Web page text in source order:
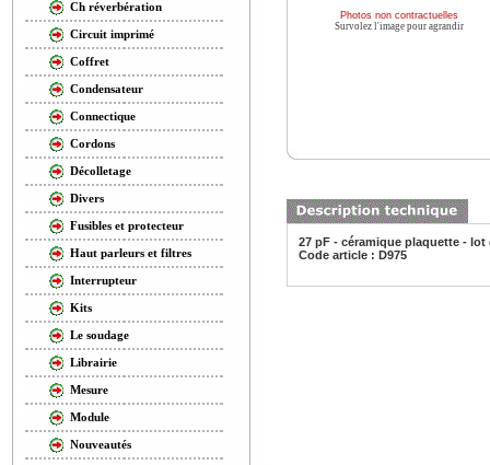
Ch réverbération
Circuit imprimé
Coffret
Condensateur
Connectique
Cordons
Décolletage
Divers
Fusibles et protecteur
Haut parleurs et filtres
Interrupteur
Kits
Le soudage
Librairie
Mesure
Module
Nouveautés
Photos non contractuelles
Survolez l'image pour agrandir
27 pF - céramique plaquette - lot
Code article : D975